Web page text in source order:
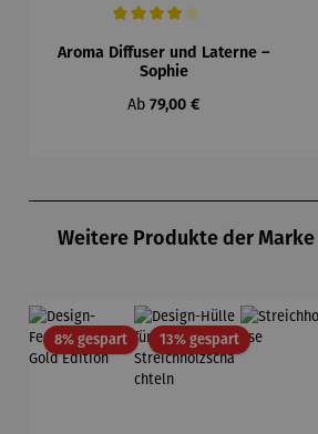
Aroma Diffuser und Laterne –
Sophie
Regulärer Preis:
Ab 79,00 €
Weitere Produkte der
8% gespartRabatt13% gespartRabatt